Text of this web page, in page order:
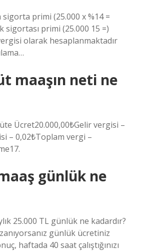
sigorta primi (25.000 x %14 =
sigortası primi (25.000 15 =)
olarak hesaplanmaktadır
maaşın neti ne
Ücret20.000,00₺Gelir vergisi –
– 0,02₺Toplam vergi –
günlük ne
25.000 TL günlük ne kadardır?
günlük ücretiniz
haftada 40 saat çalıştığınızı